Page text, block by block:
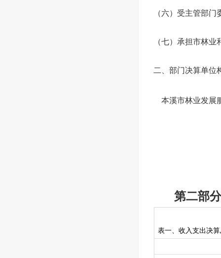
（六）受主管部
（七）承担市林
二、部门决算单位
本溪市林业发展
第二部
表一、收入支出决